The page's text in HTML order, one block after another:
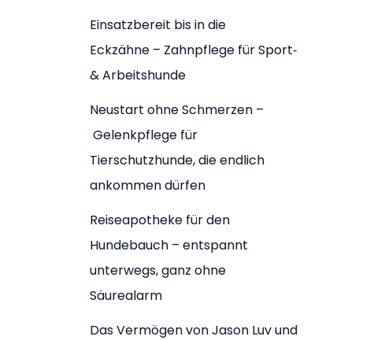
Einsatzbereit bis in die
Eckzähne – Zahnpflege für Sport‑
& Arbeitshunde
Neustart ohne Schmerzen –
Gelenkpflege für
Tierschutzhunde, die endlich
ankommen dürfen
Reiseapotheke für den
Hundebauch – entspannt
unterwegs, ganz ohne
Säurealarm
Das Vermögen von Jason Luv und